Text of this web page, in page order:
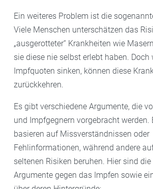
Ein weiteres Problem ist die
Viele Menschen unterschätzen das
„ausgerotteter“ Krankheiten wie
sie diese nie selbst erlebt haben. Doch
Impfquoten sinken, können diese
zurückkehren.
Es gibt verschiedene Argumente, die
und Impfgegnern vorgebracht werden.
basieren auf Missverständnissen oder
Fehlinformationen, während andere
seltenen Risiken beruhen. Hier sind
Argumente gegen das Impfen sowie